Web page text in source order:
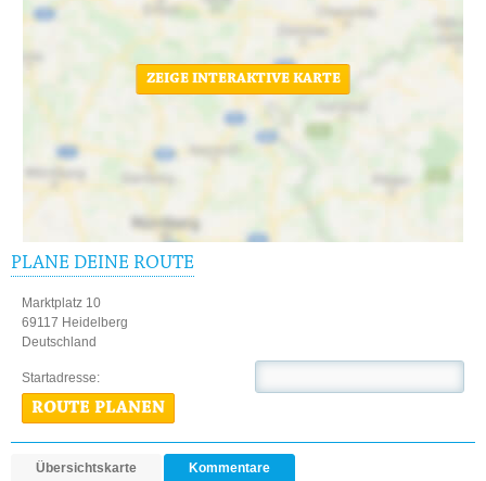
ZEIGE INTERAKTIVE KARTE
PLANE DEINE ROUTE
Marktplatz 10
69117 Heidelberg
Deutschland
Startadresse:
ROUTE PLANEN
Übersichtskarte Kommentare